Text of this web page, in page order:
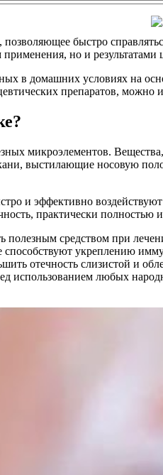
позволяющее быстро
но и результатами
в домашних условиях на
препаратов, можно
микроэлементов.
выстилающие носовую
и эффективно
практически полностью
полезным средством при
укреплению
отечность слизистой и
любых